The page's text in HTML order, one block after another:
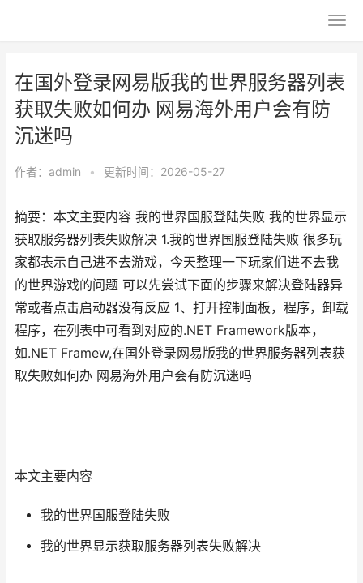
在国外登录网易版我的世界服务器列表
获取失败如何办 网易海外用户会有防
沉迷吗
作者： admin • 更新时间：2026-05-27
摘要：本文主要内容 我的世界国服登陆失败 我的世界显示
获取服务器列表失败解决 1.我的世界国服登陆失败 很多玩
家都表示自己进不去游戏，今天整理一下玩家们进不去我
的世界游戏的问题 可以先尝试下面的步骤来解决登陆器异
常或者点击启动器没有反应 1、打开控制面板，程序，卸载
程序，在列表中可看到对应的.NET Framework版本，
如.NET Framew,在国外登录网易版我的世界服务器列表获
取失败如何办 网易海外用户会有防沉迷吗
本文主要内容
我的世界国服登陆失败
我的世界显示获取服务器列表失败解决